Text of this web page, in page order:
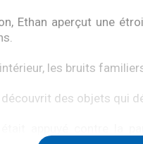
Ethan aperçut une
les bruits
découvrit des objets qui